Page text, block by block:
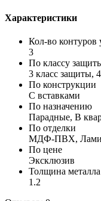
Характеристики
Кол-во контуров
3
По классу
3 класс защиты,
По конструкции
С вставками
По назначению
Парадные, В
По отделки
МДФ-ПВХ,
По цене
Эксклюзив
Толщина металла
1.2